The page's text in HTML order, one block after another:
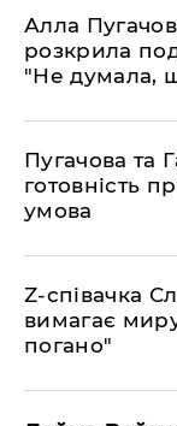
Алла
розкрила
"Не думала,
​Пугачова та
готовність
умова
​Z-співачка
вимагає
погано"